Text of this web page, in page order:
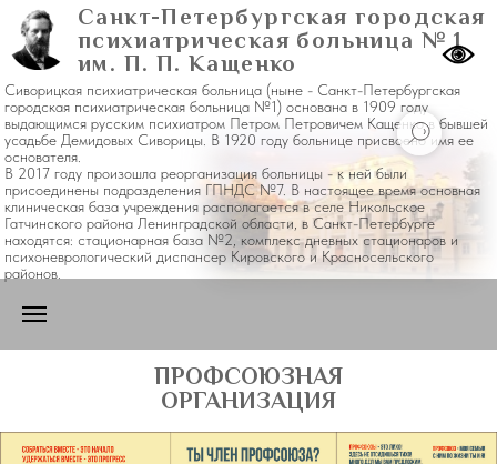
Сиворицкая психиатрическая больница (ныне - Санкт-Петербургская
городская психиатрическая больница №1) основана в 1909 году
выдающимся русским психиатром Петром Петровичем Кащенко в бывшей
усадьбе Демидовых Сиворицы. В 1920 году больнице присвоено имя ее
основателя.
В 2017 году произошла реорганизация больницы - к ней были
присоединены подразделения ГПНДС №7. В настоящее время основная
клиническая база учреждения располагается в селе Никольское
Гатчинского района Ленинградской области, в Санкт-Петербурге
находятся: стационарная база №2, комплекс дневных стационаров и
психоневрологический диспансер Кировского и Красносельского
районов.
Санкт-Петербургская городская
психиатрическая больница № 1
им. П. П. Кащенко
ПРОФСОЮЗНАЯ
ОРГАНИЗАЦИЯ